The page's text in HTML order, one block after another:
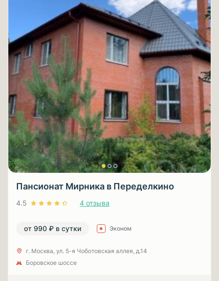
Пансионат Мирника в Переделкино
4.5 4 отзыва
от 990 ₽ в сутки Эконом
г. Москва, ул. 5-я Чоботовская аллея, д.14
Боровское шоссе